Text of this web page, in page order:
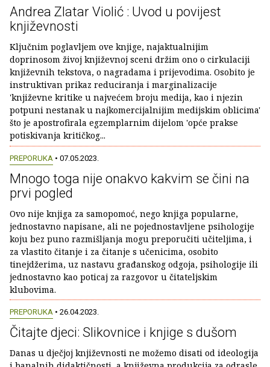
Andrea Zlatar Violić : Uvod u povijest
književnosti
Ključnim poglavljem ove knjige, najaktualnijim
doprinosom živoj književnoj sceni držim ono o cirkulaciji
književnih tekstova, o nagradama i prijevodima. Osobito je
instruktivan prikaz reduciranja i marginalizacije
'književne kritike u najvećem broju medija, kao i njezin
potpuni nestanak u najkomercijalnijim medijskim oblicima'
što je apostrofirala egzemplarnim dijelom 'opće prakse
potiskivanja kritičkog...
PREPORUKA • 07.05.2023.
Mnogo toga nije onakvo kakvim se čini na
prvi pogled
Ovo nije knjiga za samopomoć, nego knjiga popularne,
jednostavno napisane, ali ne pojednostavljene psihologije
koju bez puno razmišljanja mogu preporučiti učiteljima, i
za vlastito čitanje i za čitanje s učenicima, osobito
tinejdžerima, uz nastavu građanskog odgoja, psihologije ili
jednostavno kao poticaj za razgovor u čitateljskim
klubovima.
PREPORUKA • 26.04.2023.
Čitajte djeci: Slikovnice i knjige s dušom
Danas u dječjoj književnosti ne možemo disati od ideologija